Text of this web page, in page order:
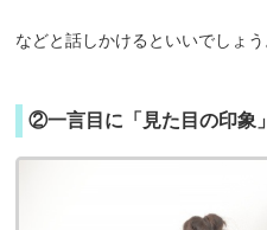
などと話しかけるといいでしょう
②一言目に「見た目の印象